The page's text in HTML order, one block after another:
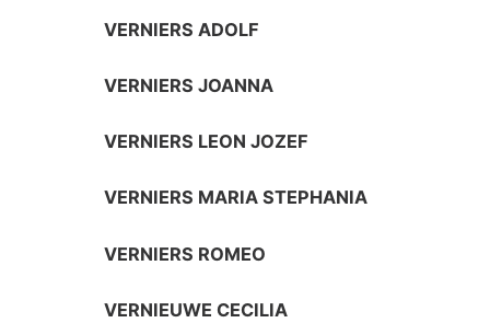
VERNIERS ADOLF
VERNIERS JOANNA
VERNIERS LEON JOZEF
VERNIERS MARIA STEPHANIA
VERNIERS ROMEO
VERNIEUWE CECILIA